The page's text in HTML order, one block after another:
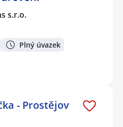
s.r.o.
Plný úvazek
- Prostějov